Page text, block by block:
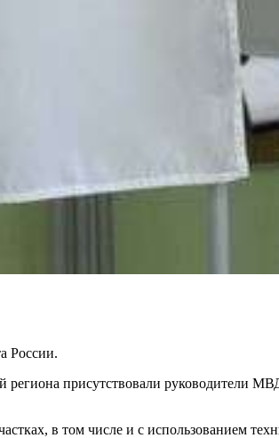
России.
региона присутствовали руководители
в том числе и с использованием